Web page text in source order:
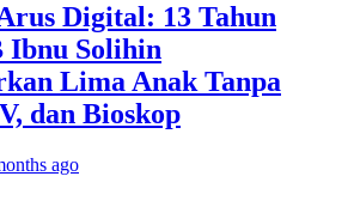
Digital: 13 Tahun
Ibnu Solihin
Lima Anak Tanpa
dan Bioskop
ago